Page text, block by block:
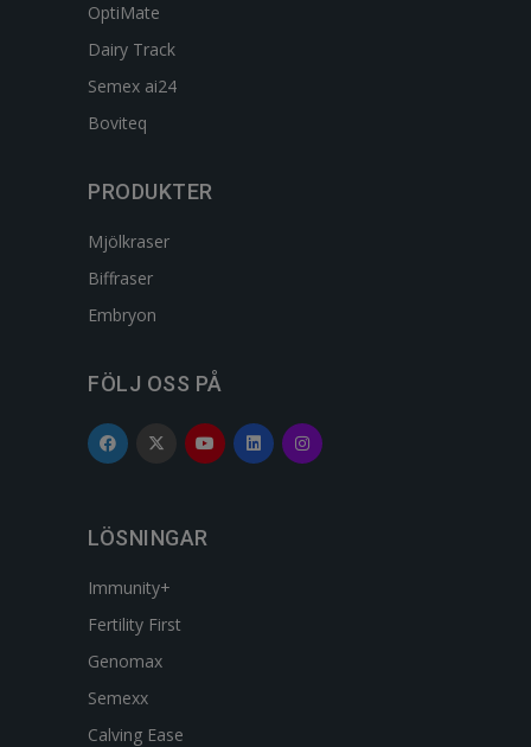
OptiMate
Dairy Track
Semex ai24
Boviteq
PRODUKTER
Mjölkraser
Biffraser
Embryon
FÖLJ OSS PÅ
LÖSNINGAR
Immunity+
Fertility First
Genomax
Semexx
Calving Ease